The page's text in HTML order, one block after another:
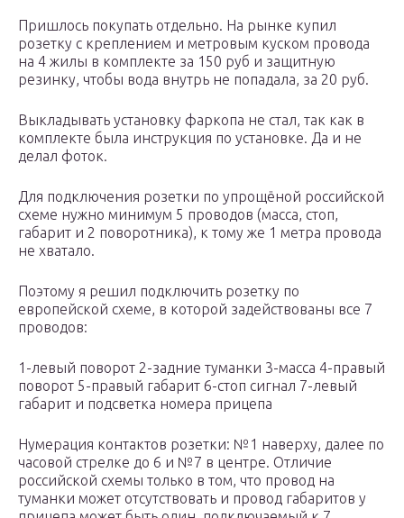
Пришлось покупать отдельно. На рынке купил
розетку с креплением и метровым куском провода
на 4 жилы в комплекте за 150 руб и защитную
резинку, чтобы вода внутрь не попадала, за 20 руб.
Выкладывать установку фаркопа не стал, так как в
комплекте была инструкция по установке. Да и не
делал фоток.
Для подключения розетки по упрощёной российской
схеме нужно минимум 5 проводов (масса, стоп,
габарит и 2 поворотника), к тому же 1 метра провода
не хватало.
Поэтому я решил подключить розетку по
европейской схеме, в которой задействованы все 7
проводов:
1-левый поворот 2-задние туманки 3-масса 4-правый
поворот 5-правый габарит 6-стоп сигнал 7-левый
габарит и подсветка номера прицепа
Нумерация контактов розетки: №1 наверху, далее по
часовой стрелке до 6 и №7 в центре. Отличие
российской схемы только в том, что провод на
туманки может отсутствовать и провод габаритов у